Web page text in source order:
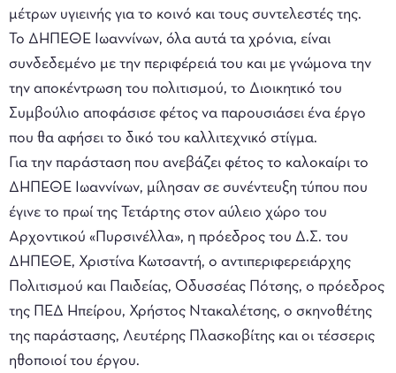
μέτρων υγιεινής για το κοινό και τους συντελεστές της.
Το ΔΗΠΕΘΕ Ιωαννίνων, όλα αυτά τα χρόνια, είναι
συνδεδεμένο με την περιφέρειά του και με γνώμονα την
την αποκέντρωση του πολιτισμού, το Διοικητικό του
Συμβούλιο αποφάσισε φέτος να παρουσιάσει ένα έργο
που θα αφήσει το δικό του καλλιτεχνικό στίγμα.
Για την παράσταση που ανεβάζει φέτος το καλοκαίρι το
ΔΗΠΕΘΕ Ιωαννίνων, μίλησαν σε συνέντευξη τύπου που
έγινε το πρωί της Τετάρτης στον αύλειο χώρο του
Αρχοντικού «Πυρσινέλλα», η πρόεδρος του Δ.Σ. του
ΔΗΠΕΘΕ, Χριστίνα Κωτσαντή, ο αντιπεριφερειάρχης
Πολιτισμού και Παιδείας, Οδυσσέας Πότσης, ο πρόεδρος
της ΠΕΔ Ηπείρου, Χρήστος Ντακαλέτσης, ο σκηνοθέτης
της παράστασης, Λευτέρης Πλασκοβίτης και οι τέσσερις
ηθοποιοί του έργου.